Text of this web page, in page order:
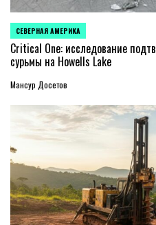
ОПУБЛИКОВАНО
В
СЕВЕРНАЯ АМЕРИКА
Critical One: исследование
сурьмы на Howells Lake
Мансур Досетов